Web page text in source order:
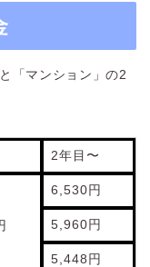
「マンション」の2
2年目〜
6,530円
5,960円
5,448円